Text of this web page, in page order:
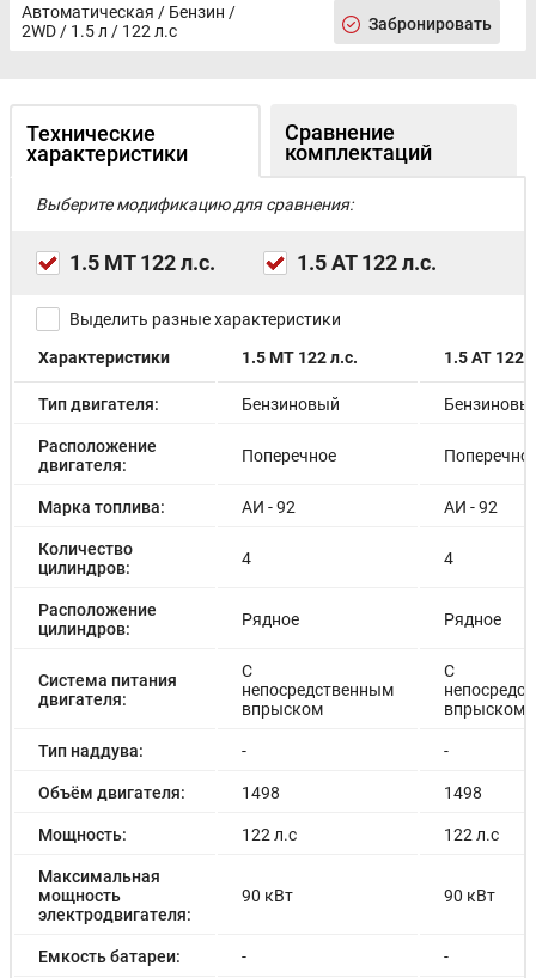
Автоматическая / Бензин /
2WD / 1.5 л / 122 л.с
Забронировать
Технические
характеристики
Сравнение
комплектаций
Выберите модификацию для сравнения:
1.5 MT 122 л.с. 1.5 AT 122 л.с.
Выделить разные характеристики
Характеристики
1.5 MT 122 л.с. 1.5 AT 122
Тип двигателя: Бензиновый
Расположение
двигателя:
Поперечное
Марка топлива: АИ - 92 АИ - 92
Количество
цилиндров:
4 4
Расположение
цилиндров:
Рядное Рядное
Система питания
двигателя:
С
непосредственным
впрыском
С
впрыском
Тип наддува: - -
Объём двигателя: 1498 1498
Мощность: 122 л.с 122 л.с
Максимальная
мощность
электродвигателя:
90 кВт 90 кВт
Емкость батареи: - -